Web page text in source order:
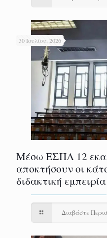
30 Ιουλίου, 2026
Μέσω ΕΣΠΑ 12
αποκτήσουν οι
διδακτική
Διαβάστε